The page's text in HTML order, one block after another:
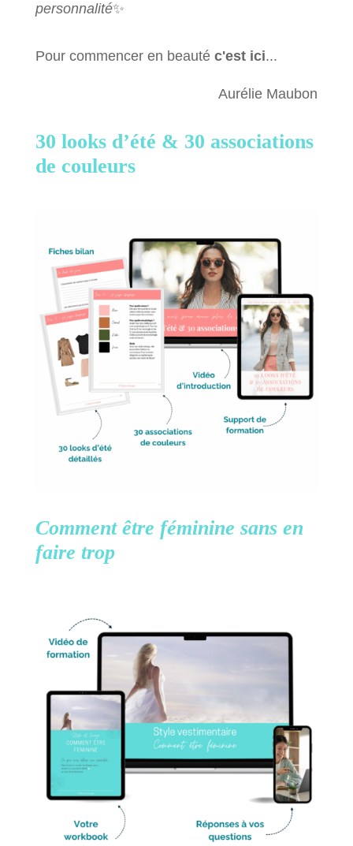
personnalité✨
Pour commencer en beauté c'est ici...
Aurélie Maubon
30 looks d’été & 30 associations
de couleurs
Comment être féminine sans en
faire trop